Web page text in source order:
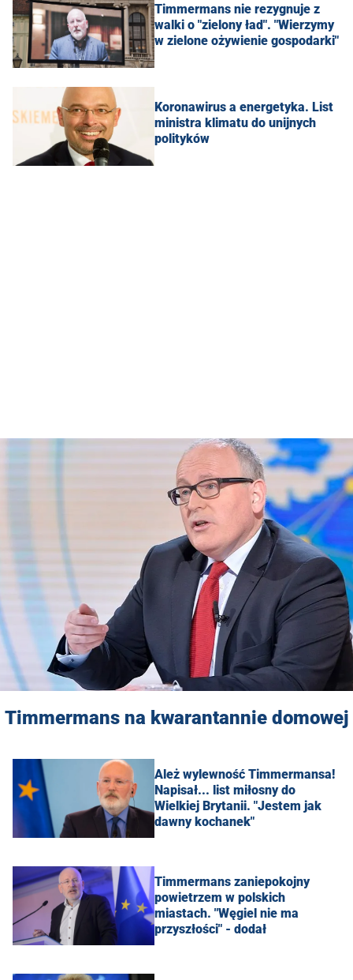
Timmermans nie rezygnuje z
walki o "zielony ład". "Wierzymy
w zielone ożywienie gospodarki"
Koronawirus a energetyka. List
ministra klimatu do unijnych
polityków
Timmermans na kwarantannie domowej
Ależ wylewność Timmermansa!
Napisał... list miłosny do
Wielkiej Brytanii. "Jestem jak
dawny kochanek"
Timmermans zaniepokojny
powietrzem w polskich
miastach. "Węgiel nie ma
przyszłości" - dodał